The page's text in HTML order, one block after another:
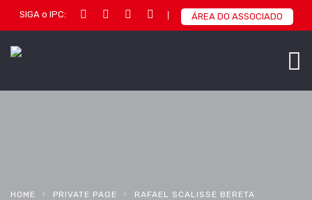
SIGA o IPC: ÁREA DO ASSOCIADO
HOME PRIVATE PAGE RAFAEL SCALISSE BERETA